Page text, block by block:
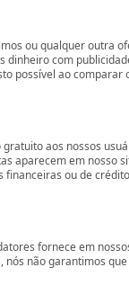
ou qualquer outra
com
possível ao comparar
aos nossos
aparecem em
ou de
fornece em
não garantimos